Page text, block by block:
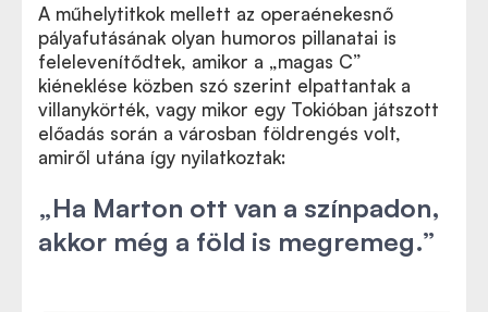
A műhelytitkok mellett az operaénekesnő
pályafutásának olyan humoros pillanatai is
felelevenítődtek, amikor a „magas C”
kiéneklése közben szó szerint elpattantak a
villanykörték, vagy mikor egy Tokióban játszott
előadás során a városban földrengés volt,
amiről utána így nyilatkoztak:
„Ha Marton ott van a színpadon,
akkor még a föld is megremeg.”